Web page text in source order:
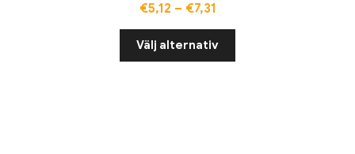
€5,12 – €7,31
Välj alternativ